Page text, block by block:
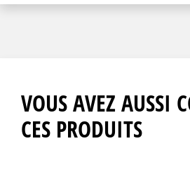
VOUS AVEZ AUSSI
CES PRODUITS